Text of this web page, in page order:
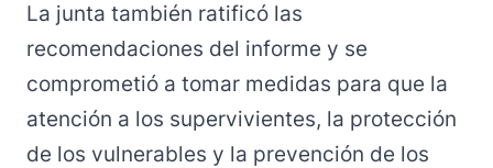
La junta también ratificó las
recomendaciones del informe y se
comprometió a tomar medidas para que la
atención a los supervivientes, la protección
de los vulnerables y la prevención de los